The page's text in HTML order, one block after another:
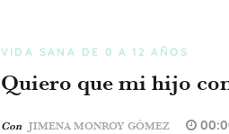
VIDA SANA DE 0 A 12 AÑOS
Quiero que mi hijo
Con JIMENA MONROY GÓMEZ